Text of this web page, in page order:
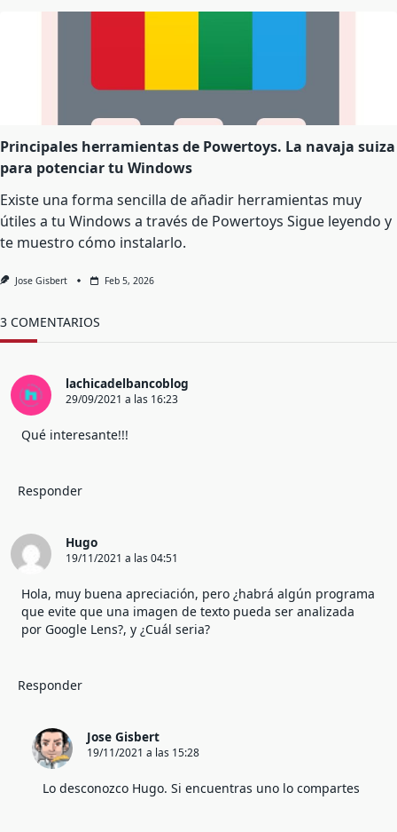
Principales herramientas de Powertoys. La navaja suiza
para potenciar tu Windows
Existe una forma sencilla de añadir herramientas muy
útiles a tu Windows a través de Powertoys Sigue leyendo y
te muestro cómo instalarlo.
Jose Gisbert Feb 5, 2026
3 COMENTARIOS
lachicadelbancoblog
29/09/2021 a las 16:23
Qué interesante!!!
Responder
Hugo
19/11/2021 a las 04:51
Hola, muy buena apreciación, pero ¿habrá algún programa
que evite que una imagen de texto pueda ser analizada
por Google Lens?, y ¿Cuál seria?
Responder
Jose Gisbert
19/11/2021 a las 15:28
Lo desconozco Hugo. Si encuentras uno lo compartes